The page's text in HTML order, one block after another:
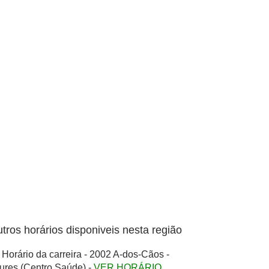
horários disponiveis nesta região
Horário da carreira - 2002 A-dos-Cãos -